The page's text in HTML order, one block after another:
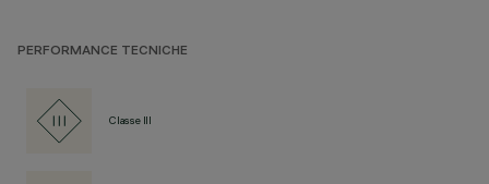
PERFORMANCE TECNICHE
Classe III